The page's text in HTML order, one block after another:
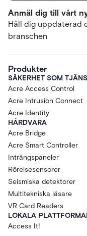
Anmäl dig till vårt
Håll dig uppdaterad
branschen
Produkter
SÄKERHET SOM
Acre Access Control
Acre Intrusion Connect
Acre Identity
HÅRDVARA
Acre Bridge
Acre Smart Controller
Intrångspaneler
Rörelsesensorer
Seismiska detektorer
Multitekniska läsare
VR Card Readers
LOKALA
Access It!